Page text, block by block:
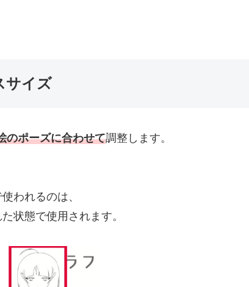
サイズ
のポーズに合わせて調整します。
われるのは、
状態で使用されます。